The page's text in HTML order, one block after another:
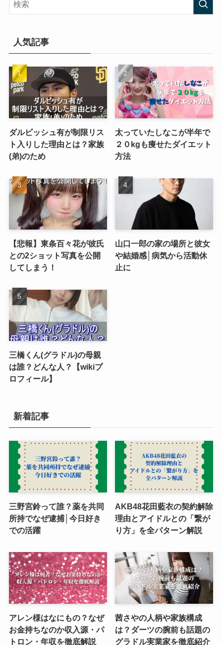
人気記事
ダルビッシュ有が制限リス
ト入りした理由とは？家族
(弟)のため
太っていたしなこが半年で
２０kgも痩せたダイエット
方法
【悲報】東条百々花が彼氏
との2ショット写真を公開
してしまう！
山口一郎の家の場所と彼女
や結婚感│病気から活動休
止に
三橋くん(グラドル)の母親
は誰？どんな人？【wikiプ
ロフィール】
新着記事
三野宮鈴って誰？薬を共同
所持でなぜ逮捕│今日好き
での活躍
AKB48花田藍衣の契約解除
理由とアイドルとの「繋が
り方」を全パターン解説
アレン様はなにもの？なぜ
お金持ちなのか収入源・パ
トロン・年収を徹底解説
茜さやの人柄や家族構成
は？ダーツの腕前も話題の
グラドル実業家を徹底紹介